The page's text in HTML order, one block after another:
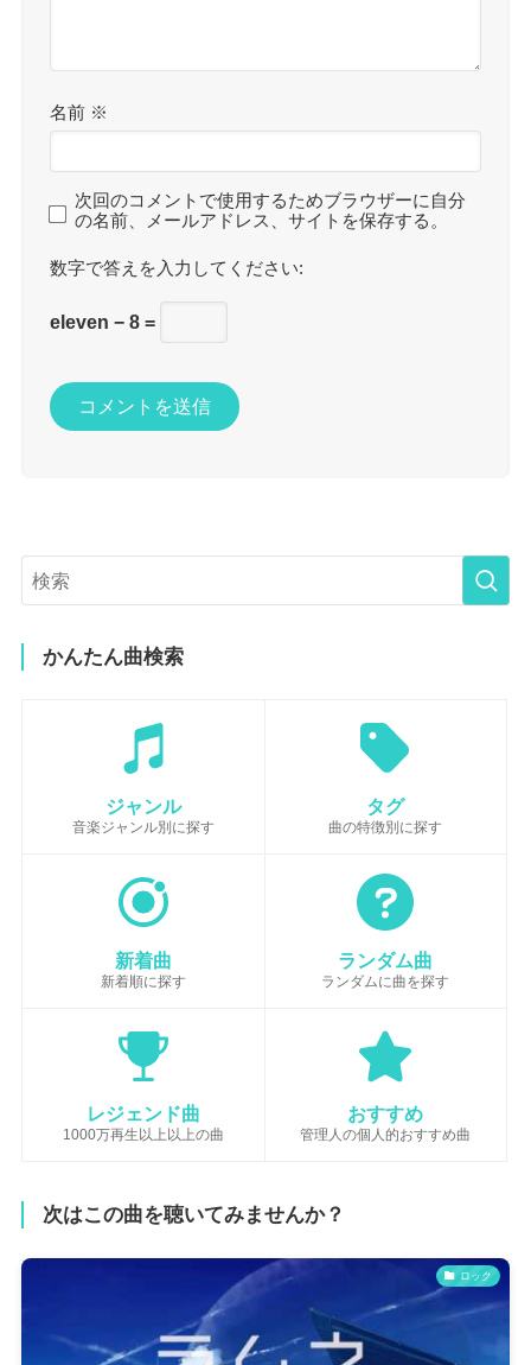
名前 ※
次回のコメントで使用するためブラウザーに自分
の名前、メールアドレス、サイトを保存する。
数字で答えを入力してください:
eleven − 8 =
かんたん曲検索
ジャンル
音楽ジャンル別に探す
タグ
曲の特徴別に探す
新着曲
新着順に探す
ランダム曲
ランダムに曲を探す
レジェンド曲
1000万再生以上以上の曲
おすすめ
管理人の個人的おすすめ曲
次はこの曲を聴いてみませんか？
ロック